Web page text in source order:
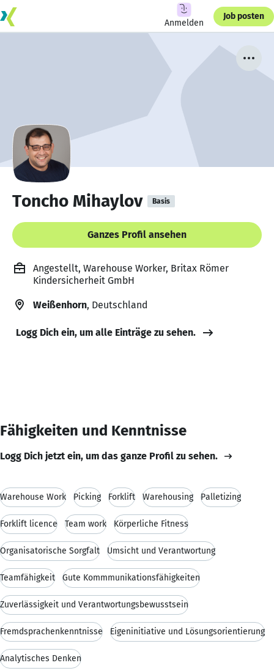
Anmelden
Job posten
Toncho Mihaylov Basis
Ganzes Profil ansehen
Angestellt, Warehouse Worker, Britax Römer
Kindersicherheit GmbH
Weißenhorn, Deutschland
Logg Dich ein, um alle Einträge zu sehen.
Fähigkeiten und Kenntnisse
Logg Dich jetzt ein, um das ganze Profil zu sehen.
Warehouse Work Picking Forklift Warehousing Palletizing
Forklift licence Team work Körperliche Fitness
Organisatorische Sorgfalt Umsicht und Verantwortung
Teamfähigkeit Gute Kommmunikationsfähigkeiten
Zuverlässigkeit und Verantwortungsbewusstsein
Fremdsprachenkenntnisse Eigeninitiative und Lösungsorientierung
Analytisches Denken